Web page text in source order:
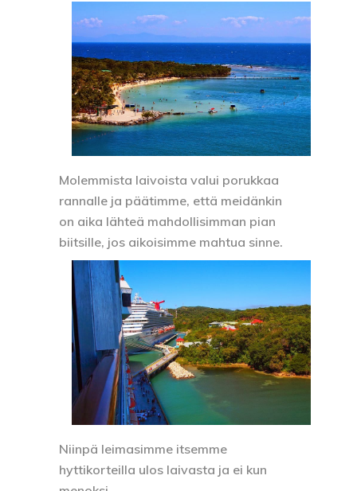
Molemmista laivoista valui porukkaa
rannalle ja päätimme, että meidänkin
on aika lähteä mahdollisimman pian
biitsille, jos aikoisimme mahtua sinne.
Niinpä leimasimme itsemme
hyttikorteilla ulos laivasta ja ei kun